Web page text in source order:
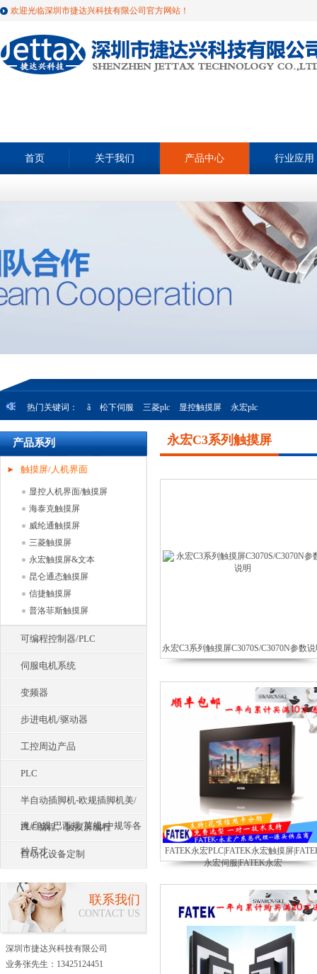
欢迎光临深圳市捷达兴科技有限公司官方网站！
首页 关于我们 产品中心 行业应用
热门关键词： ã 松下伺服 三菱plc 显控触摸屏 永宏plc
产品系列
触摸屏/人机界面
显控人机界面/触摸屏
海泰克触摸屏
威纶通触摸屏
三菱触摸屏
永宏触摸屏&文本
昆仑通态触摸屏
信捷触摸屏
普洛菲斯触摸屏
可编程控制器/PLC
伺服电机系统
变频器
步进电机/驱动器
工控周边产品
PLC
半自动插脚机-欧规插脚机美/
澳/印规.巴西规/英规/中规等各
种尺寸
PLC编程、触摸屏编程
自动化设备定制
联系我们
CONTACT US
深圳市捷达兴科技有限公司
业务张先生：13425124451
永宏C3系列触摸屏
永宏C3系列触摸屏C3070S/C3070N参数
FATEK永宏PLC|FATEK永宏触摸屏
永宏伺服|FATEK永宏